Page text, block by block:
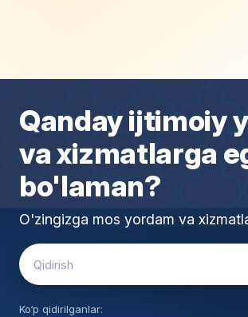
mtiy oz
Qanday ijtimoiy
va xizmatlarga
bo'laman?
O'zingizga mos yordam va
Search
for:
Ko‘p qidirilganlar: